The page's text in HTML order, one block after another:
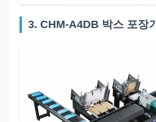
3. CHM-A4DB 박스 포장기